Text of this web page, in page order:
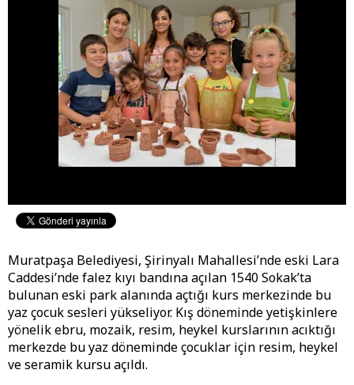
Muratpaşa Belediyesi, Şirinyalı Mahallesi’nde eski Lara
Caddesi’nde falez kıyı bandına açılan 1540 Sokak’ta
bulunan eski park alanında açtığı kurs merkezinde bu
yaz çocuk sesleri yükseliyor. Kış döneminde yetişkinlere
yönelik ebru, mozaik, resim, heykel kurslarının acıktığı
merkezde bu yaz döneminde çocuklar için resim, heykel
ve seramik kursu açıldı.